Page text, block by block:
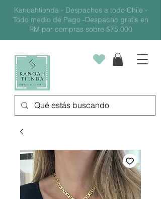
Kanoahtienda - Despachos a todo Chile -
Todo medio de Pago -Despacho gratis en
RM por compras sobre $75.000